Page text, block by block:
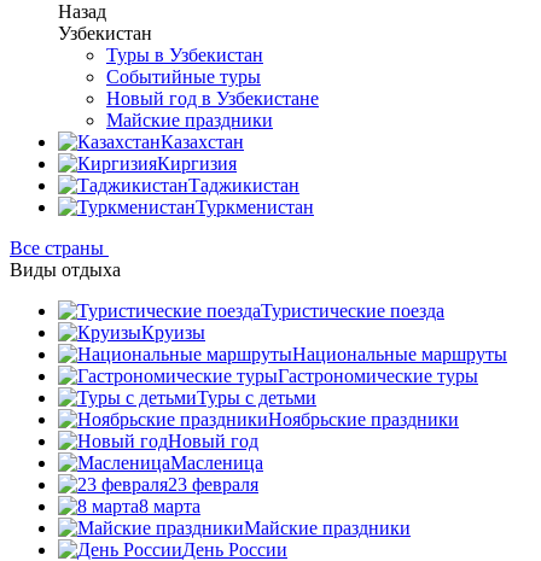
Назад
Узбекистан
Туры в Узбекистан
Событийные туры
Новый год в Узбекистане
Майские праздники
Казахстан
Киргизия
Таджикистан
Туркменистан
Все страны
Виды отдыха
Туристические поезда
Круизы
Национальные маршруты
Гастрономические туры
Туры с детьми
Ноябрьские праздники
Новый год
Масленица
23 февраля
8 марта
Майские праздники
День России